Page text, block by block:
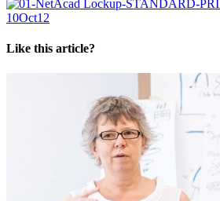
Like this article?